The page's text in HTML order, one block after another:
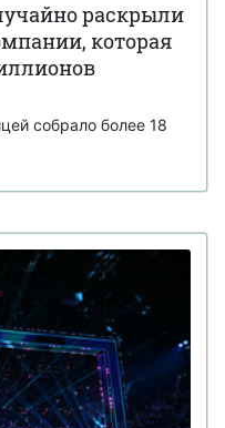
раскрыли
которая
собрало более 18